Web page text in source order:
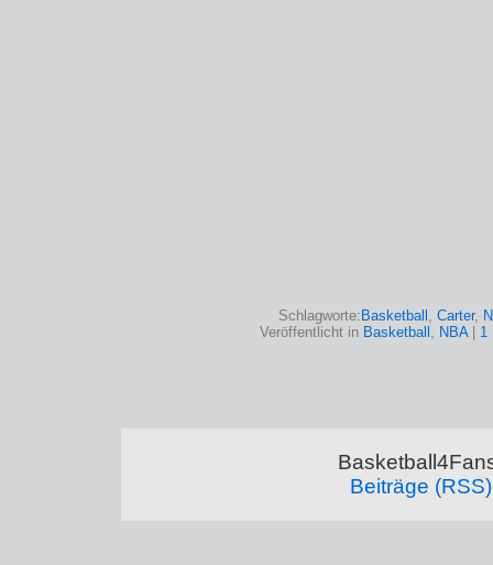
Schlagworte: Basketball , Carter,
Veröffentlicht in Basketball , NBA| 1
Beiträge (RSS)